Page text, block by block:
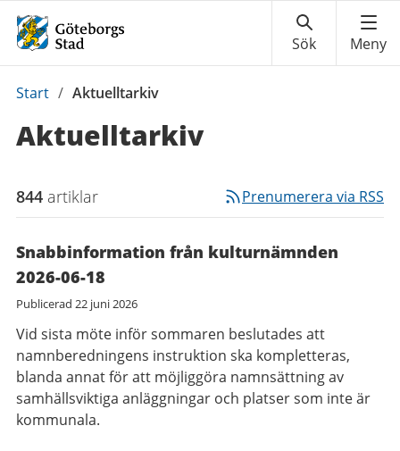
Du
här:
Start / Aktuelltarkiv
Aktuelltarkiv
844 artiklar Prenumerera via RSS
Snabbinformation från kulturnämnden
2026-06-18
Publicerad 22 juni 2026
Vid sista möte inför sommaren beslutades att
namnberedningens instruktion ska kompletteras,
blanda annat för att möjliggöra namnsättning av
samhällsviktiga anläggningar och platser som inte är
kommunala.